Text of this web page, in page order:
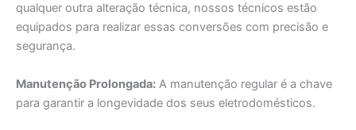
qualquer outra alteração técnica, nossos técnicos estão
equipados para realizar essas conversões com precisão e
segurança.
Manutenção Prolongada: A manutenção regular é a chave
para garantir a longevidade dos seus eletrodomésticos.